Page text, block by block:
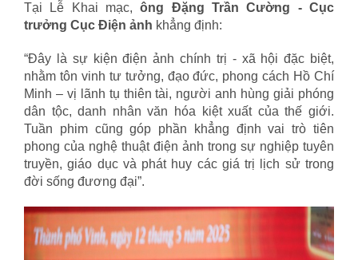
Tại Lễ Khai mạc,ông Đặng Trần Cường - Cục
trưởng Cục Điện ảnh khẳng định:
“Đây là sự kiện điện ảnh chính trị - xã hội đặc biệt,
nhằm tôn vinh tư tưởng, đạo đức, phong cách Hồ Chí
Minh – vị lãnh tụ thiên tài, người anh hùng giải phóng
dân tộc, danh nhân văn hóa kiệt xuất của thế giới.
Tuần phim cũng góp phần khẳng định vai trò tiên
phong của nghệ thuật điện ảnh trong sự nghiệp tuyên
truyền, giáo dục và phát huy các giá trị lịch sử trong
đời sống đương đại”.